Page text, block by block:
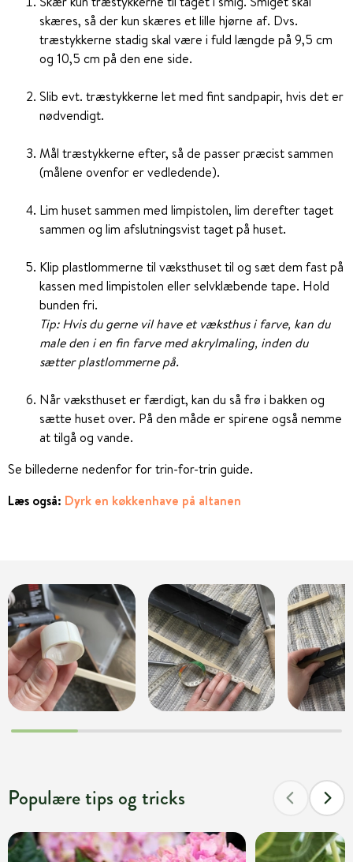
skæres, så der kun skæres et lille hjørne af. Dvs.
træstykkerne stadig skal være i fuld længde på 9,5 cm
og 10,5 cm på den ene side.
Slib evt. træstykkerne let med fint sandpapir, hvis det er
nødvendigt.
Mål træstykkerne efter, så de passer præcist sammen
(målene ovenfor er vedledende).
Lim huset sammen med limpistolen, lim derefter taget
sammen og lim afslutningsvist taget på huset.
Klip plastlommerne til væksthuset til og sæt dem fast på
kassen med limpistolen eller selvklæbende tape. Hold
bunden fri.
Tip: Hvis du gerne vil have et væksthus i farve, kan du
male den i en fin farve med akrylmaling, inden du
sætter plastlommerne på.
Når væksthuset er færdigt, kan du så frø i bakken og
sætte huset over. På den måde er spirene også nemme
at tilgå og vande.
Se billederne nedenfor for trin-for-trin guide.
Læs også: Dyrk en køkkenhave på altanen
Populære tips og tricks